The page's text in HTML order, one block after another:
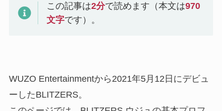
この記事は2分で読めます（本文は970
文字です）。
WUZO Entertainmentから2021年5月12日にデビュ
ーしたBLITZERS。